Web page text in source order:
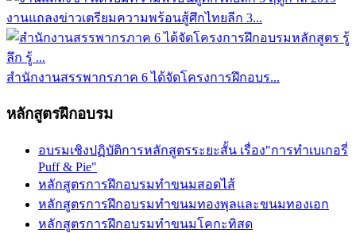
งานแถลงข่าวเตรียมความพร้อนสู้ศึกไทยลีก 3...
สำนักงานสรรพากรภาค 6 ได้จัดโครงการฝึกอบร...
หลักสูตรฝึกอบรม
อบรมเชิงปฏิบัติการหลักสูตรระยะสั้น เรื่อง"การทำเบเกอรี่
Puff & Pie"
หลักสูตรการฝึกอบรมทำขนมสอดไส้
หลักสูตรการฝึกอบรมทำขนมทองพุลและขนมทองเอก
หลักสูตรการฝึกอบรมทำขนมโคกะทิสด